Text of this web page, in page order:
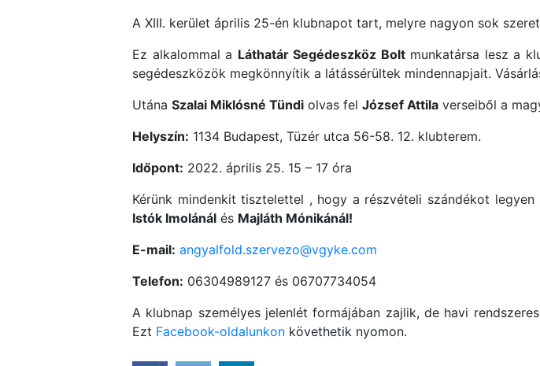
A XIII. kerület április 25-én klubnapot tart, melyre nagyon sok
Ez alkalommal a Láthatár Segédeszköz Boltmunkatársa lesz a
segédeszközök megkönnyítik a látássérültek mindennapjait.
Utána Szalai Miklósné Tündi olvas fel József Attila verseiből a
Helyszín: 1134 Budapest, Tüzér utca 56-58. 12. klubterem.
Időpont: 2022. április 25. 15 – 17 óra
Kérünk mindenkit tisztelettel , hogy a részvételi szándékot
Istók Imolánál és Majláth Mónikánál!
E-mail: angyalfold.szervezo@vgyke.com
Telefon: 06304989127 és 06707734054
A klubnap személyes jelenlét formájában zajlik, de havi
Ezt Facebook-oldalunkon követhetik nyomon.